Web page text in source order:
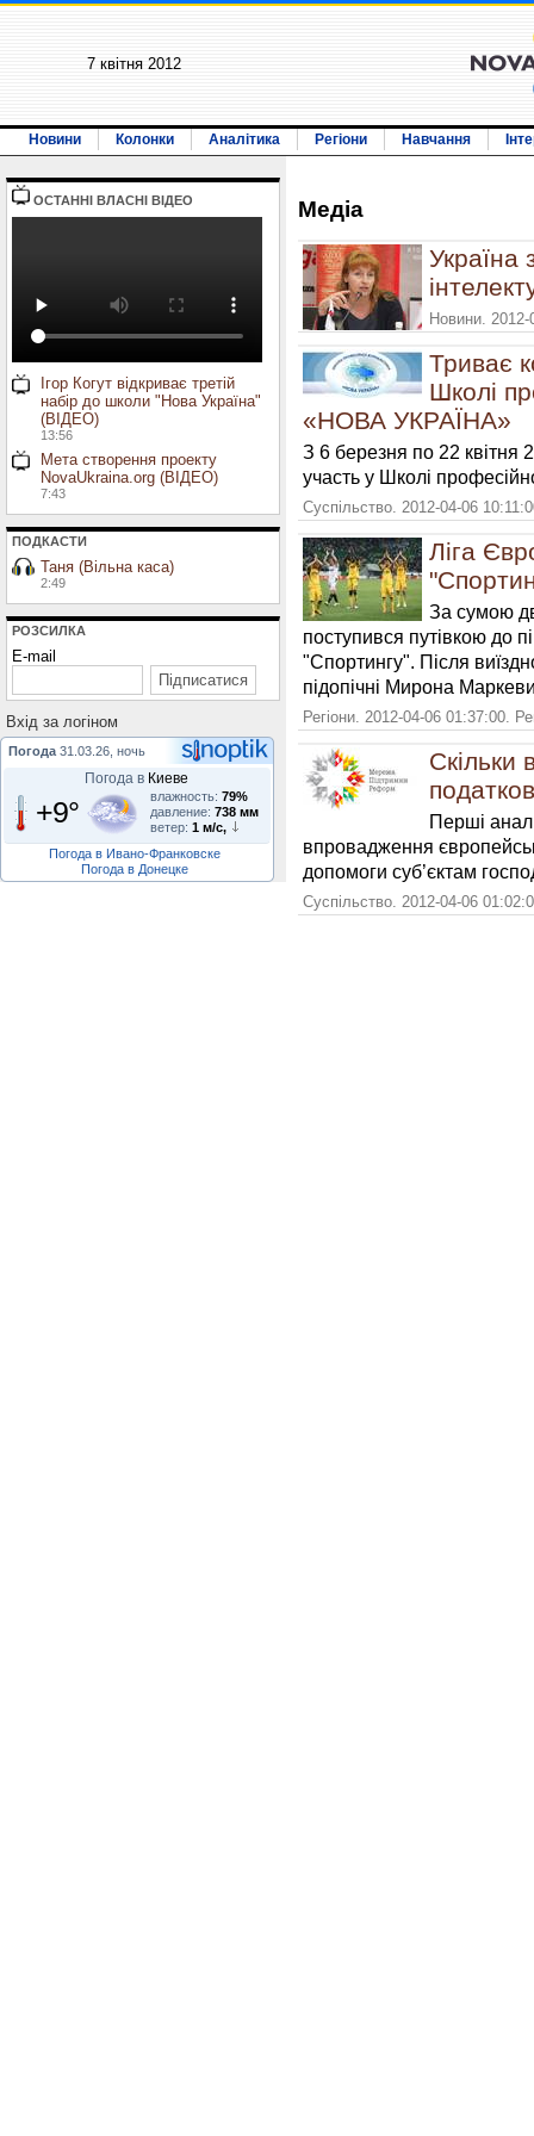
7 квiтня 2012
Новини Колонки Аналітика Регіони Навчання
ОСТАННI ВЛАСНI ВIДЕО
Ігор Когут відкриває третій
набір до школи "Нова Україна"
(ВІДЕО)
13:56
Мета створення проекту
NovaUkraina.org (ВІДЕО)
7:43
ПОДКАСТИ
Таня (Вільна каса)
2:49
РОЗСИЛКА
E-mail
Вхiд за логiном
Погода 31.03.26, ночь
Погода в Киеве
+9° влажность: 79%
давление: 738 мм
ветер: 1 м/с,
Погода в Ивано-Франковске
Погода в Донецке
Медiа
Україна
Новини.
Триває
Школі
«НОВА УКРАЇНА»
З 6 березня по 22 квітня
участь у Школі
Суспільство. 2012-04-06
Ліга
За сумою
поступився путівкою до
"Спортингу". Після
підопічні Мирона
Регіони. 2012-04-06 01:37:00.
Скільки
Перші
впровадження
допомоги суб’єктам
Суспільство. 2012-04-06